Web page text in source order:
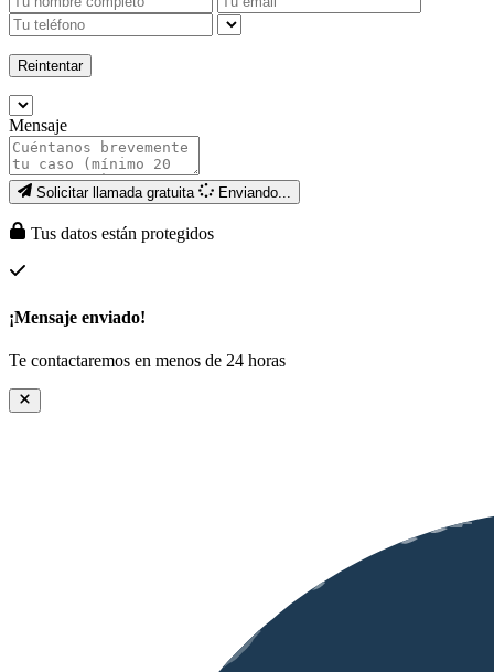
Reintentar
Mensaje
Solicitar llamada gratuita Enviando...
Tus datos están protegidos
¡Mensaje enviado!
Te contactaremos en menos de 24 horas